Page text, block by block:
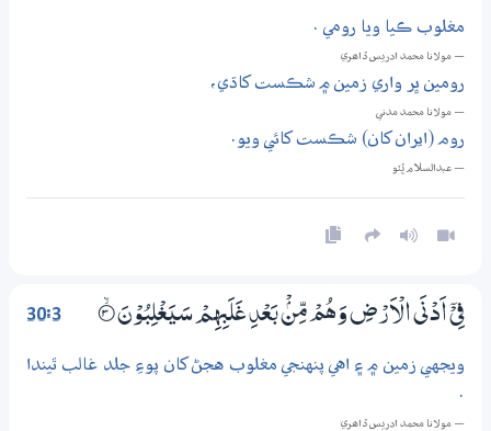
مغلوب ڪيا ويا رومي .
— مولانا محمد ادريس ڏاھري
رومين ڀر واري زمين ۾ شڪست کاڌي،
— مولانا محمد مدني
روم (ايران کان) شڪست کائي ويو.
— عبدالسلام ڀُٽو
30:3 فِيْٓ اَدْنَى الْاَرْضِ وَهُمْ مِّنْۢ بَعْدِ غَلَبِهِمْ سَيَغْلِبُوْنَ 3‏۝ۙ
ويجهي زمين ۾ ۽ اهي پنهنجي مغلوب هجڻ کان پوءِ جلد غالب ٿيندا
.
— مولانا محمد ادريس ڏاھري